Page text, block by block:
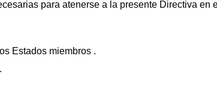
para atenerse a la presente Directiva en
Estados miembros .